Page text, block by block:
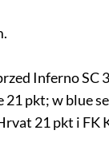
Inferno SC
pkt; w blue
21 pkt i FK